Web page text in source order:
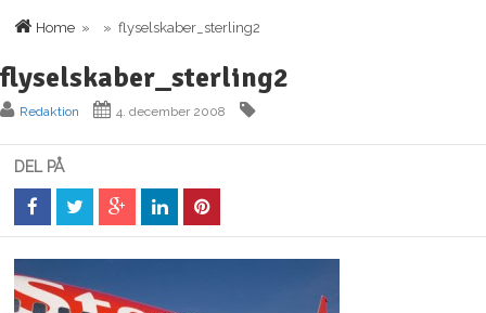
Home » » flyselskaber_sterling2
flyselskaber_sterling2
Redaktion 4. december 2008
DEL PÅ